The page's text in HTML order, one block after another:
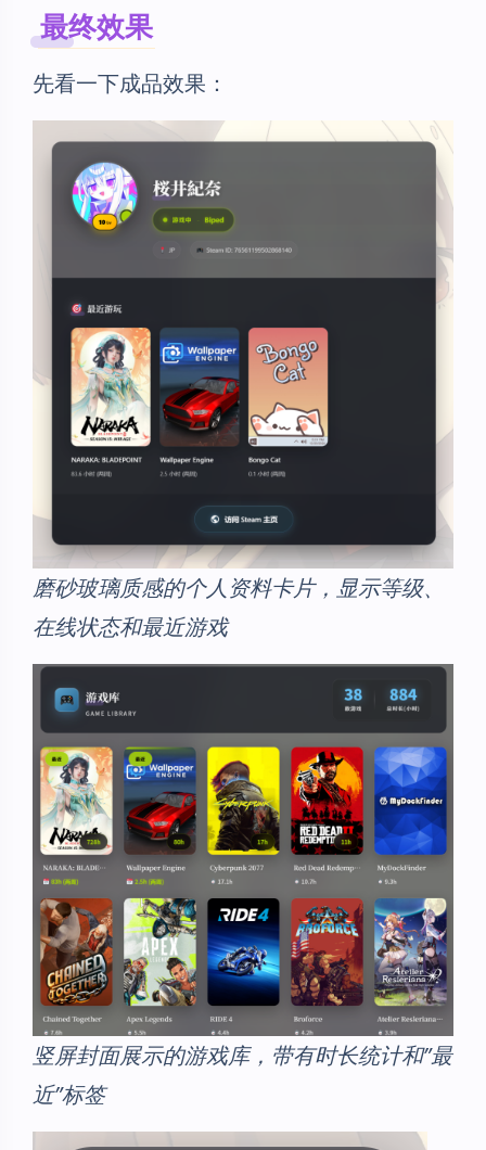
最终效果
先看一下成品效果：
磨砂玻璃质感的个人资料卡片，显示等级、
在线状态和最近游戏
竖屏封面展示的游戏库，带有时长统计和”最
近”标签